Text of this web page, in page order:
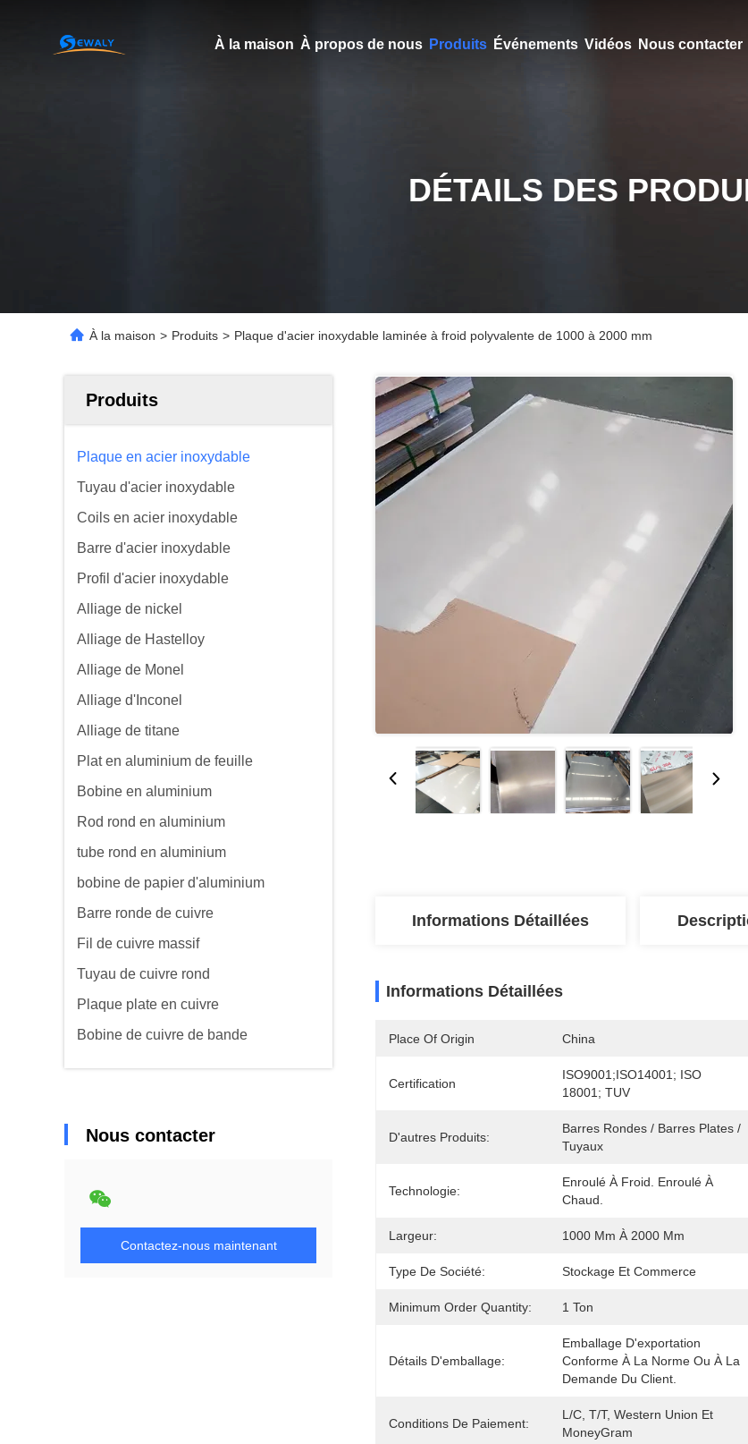
À la maison À propos de nous Produits Événements Vidéos Nous contacter
DÉTAILS DES
À la maison > Produits > Plaque d'acier inoxydable laminée à froid polyvalente de 1000 à 2000 mm
Produits
Plaque en acier inoxydable
Tuyau d'acier inoxydable
Coils en acier inoxydable
Barre d'acier inoxydable
Profil d'acier inoxydable
Alliage de nickel
Alliage de Hastelloy
Alliage de Monel
Alliage d'Inconel
Alliage de titane
Plat en aluminium de feuille
Bobine en aluminium
Rod rond en aluminium
tube rond en aluminium
bobine de papier d'aluminium
Barre ronde de cuivre
Fil de cuivre massif
Tuyau de cuivre rond
Plaque plate en cuivre
Bobine de cuivre de bande
Nous contacter
Contactez-nous maintenant
Informations Détaillées
Informations Détaillées
Place Of Origin China
Certification
ISO9001;ISO14001; ISO
18001; TUV
D'autres Produits:
Barres Rondes / Barres Plates /
Tuyaux
Technologie:
Enroulé À Froid. Enroulé À
Chaud.
Largeur: 1000 Mm À 2000 Mm
Type De Société: Stockage Et Commerce
Minimum Order Quantity: 1 Ton
Détails D'emballage:
Emballage D'exportation
Conforme À La Norme Ou À La
Demande Du Client.
Conditions De Paiement:
L/C, T/T, Western Union Et
MoneyGram